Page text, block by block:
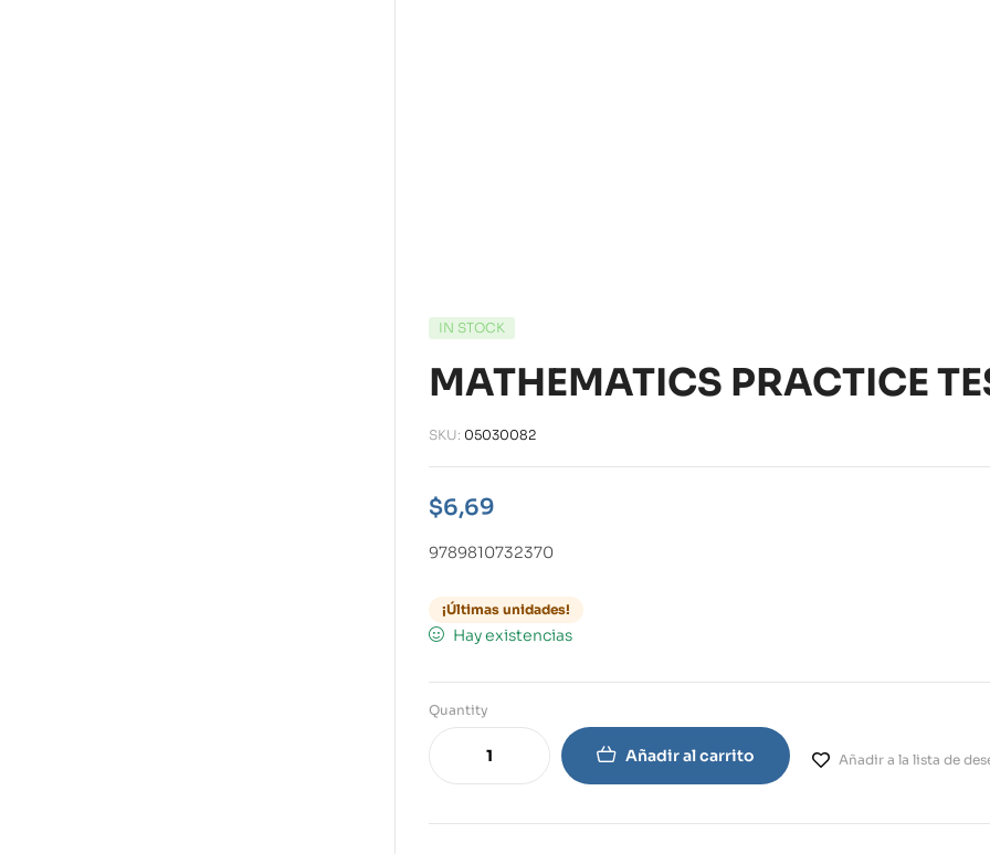
IN STOCK
MATHEMATICS PRACTICE
SKU: 05030082
$6,69
9789810732370
¡Últimas unidades!
Hay existencias
Quantity
Añadir al carrito Añadir a la lista de